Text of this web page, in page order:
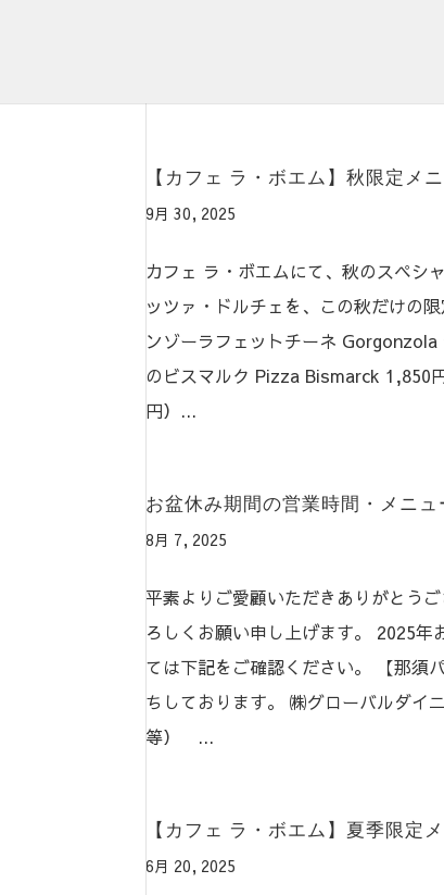
【カフェ ラ・ボエム】秋限定メ
9月 30, 2025
カフェ ラ・ボエムにて、秋のスペシ
ッツァ・ドルチェを、この秋だけの
ンゾーラフェットチーネ
のビスマルク Pizza Bismarck 1,850
円）...
お盆休み期間の営業時間・メニ
8月 7, 2025
平素よりご愛顧いただきありがとう
ろしくお願い申し上げます。 2025
ては下記をご確認ください。 【那須
ちしております。 ㈱グローバル
等） ...
【カフェ ラ・ボエム】夏季限定
6月 20, 2025